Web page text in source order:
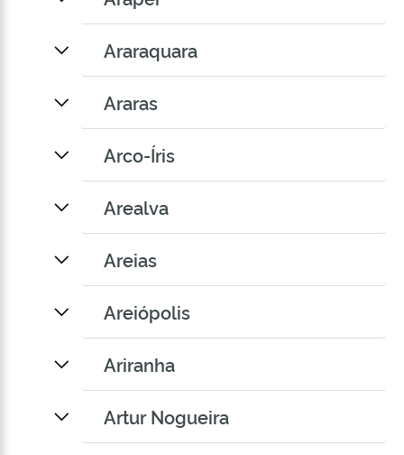
Araraquara
Araras
Arco-Íris
Arealva
Areias
Areiópolis
Ariranha
Artur Nogueira